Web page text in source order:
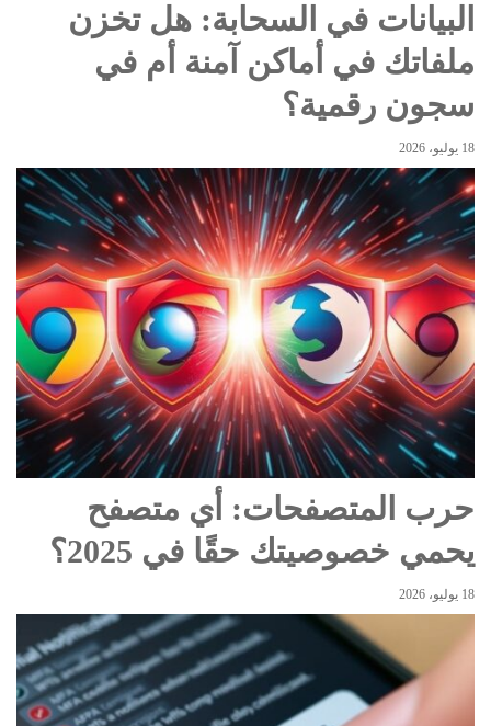
البيانات في السحابة: هل تخزن
ملفاتك في أماكن آمنة أم في
سجون رقمية؟
18 يوليو، 2026
حرب المتصفحات: أي متصفح
يحمي خصوصيتك حقًا في 2025؟
18 يوليو، 2026